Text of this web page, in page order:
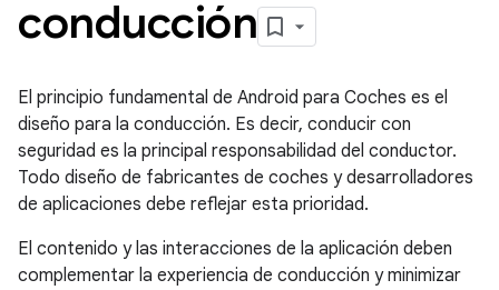
conducción
El principio fundamental de Android para Coches es el
diseño para la conducción. Es decir, conducir con
seguridad es la principal responsabilidad del conductor.
Todo diseño de fabricantes de coches y desarrolladores
de aplicaciones debe reflejar esta prioridad.
El contenido y las interacciones de la aplicación deben
complementar la experiencia de conducción y minimizar